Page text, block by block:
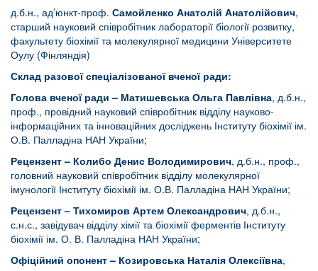
д.б.н., ад’юнкт-проф. Самойленко Анатолій Анатолійович,
старший науковий співробітник лабораторії біології розвитку,
факультету біохімії та молекулярної медицини Університете
Оулу (Фінляндія)
Склад разової спеціалізованої вченої ради:
Голова вченої ради – Матишевська Ольга Павлівна, д.б.н.,
проф., провідний науковий співробітник відділу науково-
інформаційних та інноваційних досліджень Інституту біохімії ім.
О.В. Палладіна НАН України;
Рецензент – Колибо Денис Володимирович, д.б.н., проф.,
головний науковий співробітник відділу молекулярної
імунології Інституту біохімії ім. О.В. Палладіна НАН України;
Рецензент – Тихомиров Артем Олександрович, д.б.н.,
с.н.с., завідувач відділу хімії та біохімії ферментів Інституту
біохімії ім. О. В. Палладіна НАН України;
Офіційний опонент – Козировська Наталія Олексіївна,